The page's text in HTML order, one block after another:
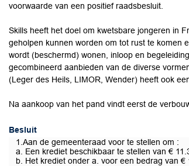
voorwaarde van een positief raadsbesluit.
Skills heeft het doel om kwetsbare jongeren in
geholpen kunnen worden om tot rust te komen
wordt (beschermd) wonen, inloop en
gecombineerd aanbieden van de diverse
(Leger des Heils, LIMOR, Wender) heeft ook
Na aankoop van het pand vindt eerst de
Besluit
1.Aan de gemeenteraad voor te stellen om :
a. Een krediet beschikbaar te stellen van €
b. Het krediet onder a. voor een bedrag van